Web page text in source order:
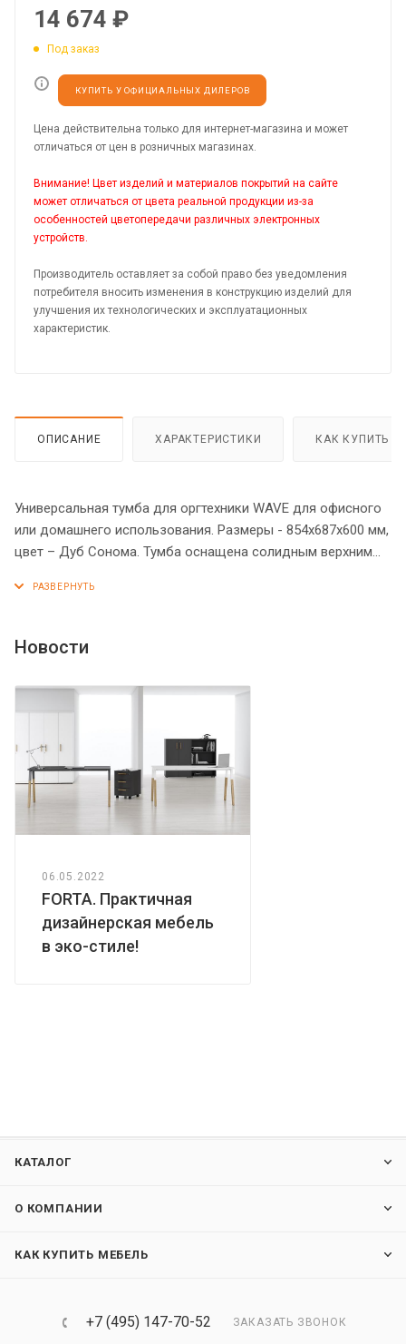
14 674 ₽
Под заказ
КУПИТЬ У ОФИЦИАЛЬНЫХ ДИЛЕРОВ
Цена действительна только для интернет-магазина и может
отличаться от цен в розничных магазинах.
Внимание! Цвет изделий и материалов покрытий на сайте
может отличаться от цвета реальной продукции из-за
особенностей цветопередачи различных электронных
устройств.
Производитель оставляет за собой право без уведомления
потребителя вносить изменения в конструкцию изделий для
улучшения их технологических и эксплуатационных
характеристик.
ОПИСАНИЕ ХАРАКТЕРИСТИКИ КАК КУПИТЬ
Универсальная тумба для оргтехники WAVE для офисного
или домашнего использования. Размеры - 854х687х600 мм,
цвет – Дуб Сонома. Тумба оснащена солидным верхним
есть надежные и прочные металлические ручки. Надежная
Регулируемые по высоте опоры обеспечат тумбе
Новости
06.05.2022
FORTA. Практичная
дизайнерская мебель
в эко-стиле!
КАТАЛОГ
О КОМПАНИИ
КАК КУПИТЬ МЕБЕЛЬ
+7 (495) 147-70-52 ЗАКАЗАТЬ ЗВОНОК